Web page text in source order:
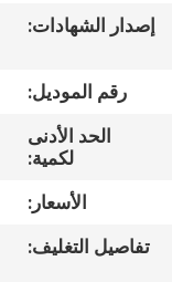
جولة
مراقبة
اتصل
إصدار الشهادات:
رقم الموديل:
الحد الأدنى
لكمية:
الأسعار:
تفاصيل التغليف: